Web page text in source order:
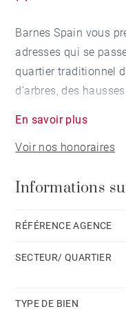
Barnes Spain vous
adresses qui se
quartier traditionnel
d'arbres, des
services haut de
entièrement rénové
signifie des matins
d'immeuble bien
Grand salon-salle à
En savoir plus
Voir nos honoraires
Informations
RÉFÉRENCE AGENCE
SECTEUR/ QUARTIER
TYPE DE BIEN